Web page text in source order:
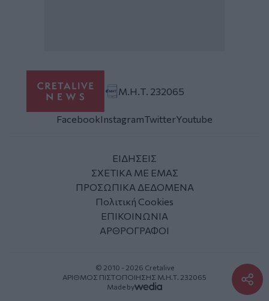
Μ.Η.Τ. 232065
FacebookInstagramTwitterYoutube
ΕΙΔΗΣΕΙΣ
ΣΧΕΤΙΚΑ ΜΕ ΕΜΑΣ
ΠΡΟΣΩΠΙΚΑ ΔΕΔΟΜΕΝΑ
Πολιτική Cookies
ΕΠΙΚΟΙΝΩΝΙΑ
ΑΡΘΡΟΓΡΑΦΟΙ
© 2010 - 2026 Cretalive
ΑΡΙΘΜΟΣ ΠΙΣΤΟΠΟΙΗΣΗΣ Μ.Η.Τ. 232065
Made by